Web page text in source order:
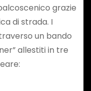
grazie
di strada. I
un bando
allestiti in tre